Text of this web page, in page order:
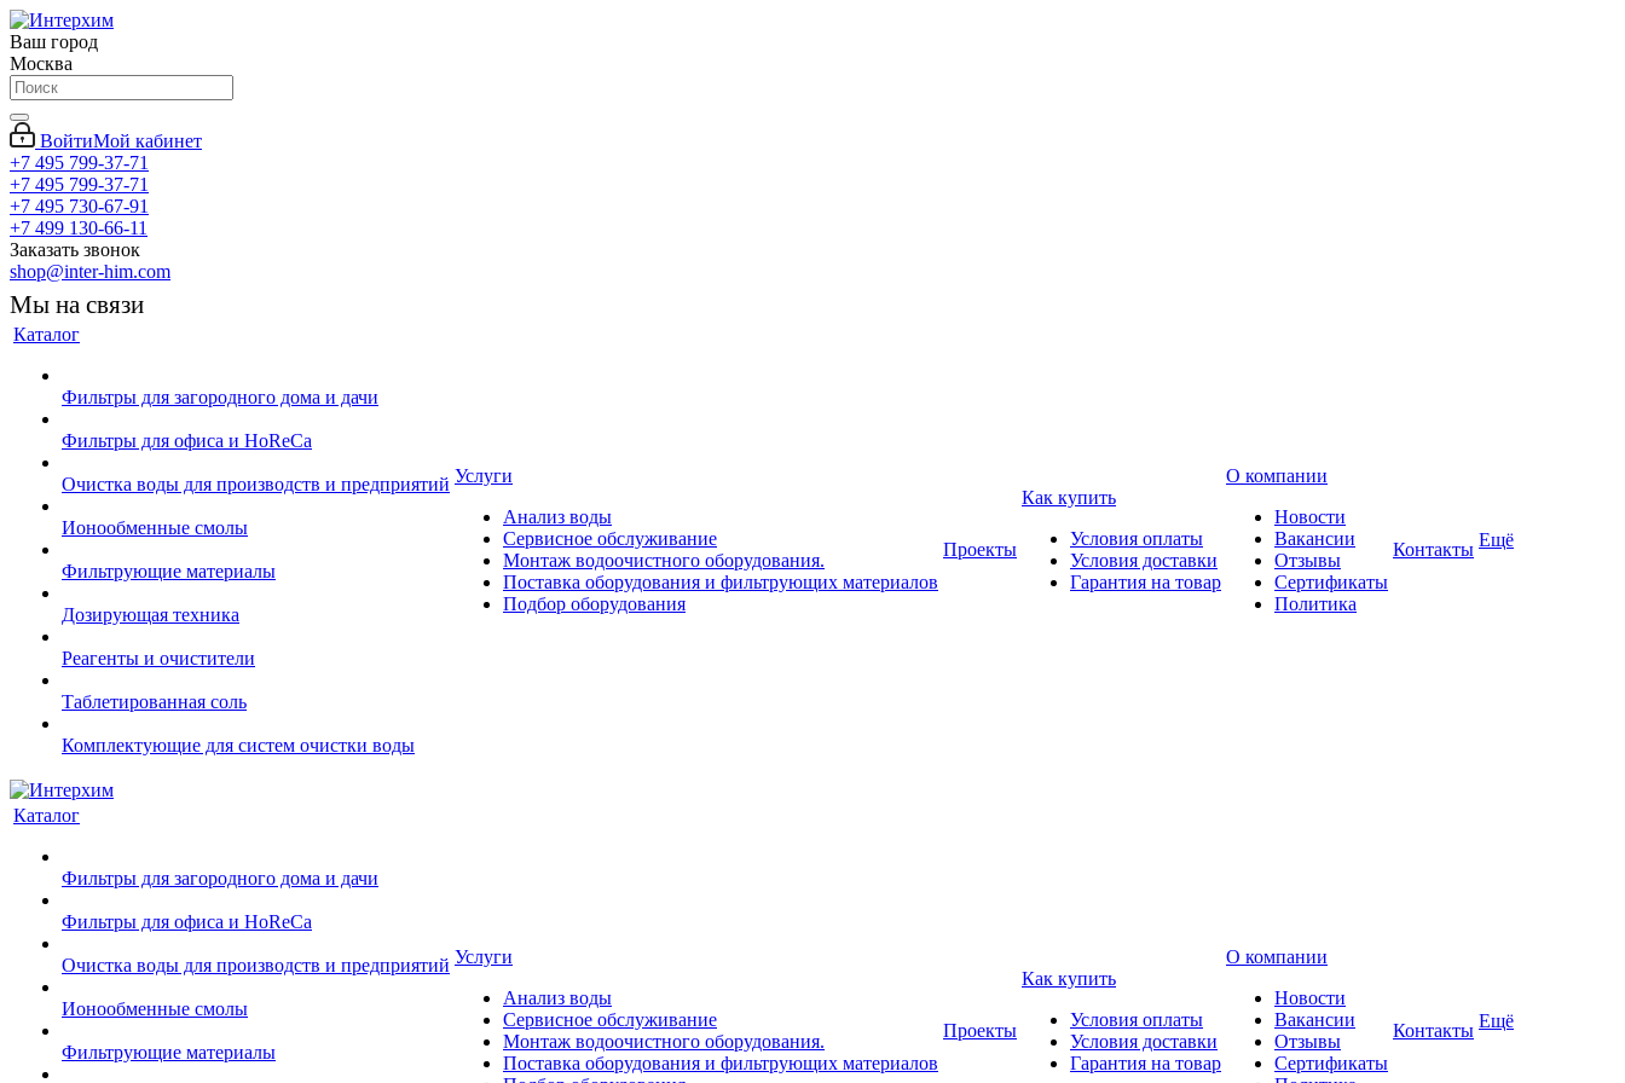
Ваш город
Москва
ВойтиМой кабинет
+7 495 799-37-71
+7 495 799-37-71
+7 495 730-67-91
+7 499 130-66-11
Заказать звонок
shop@inter-him.com
Мы на связи
Каталог
Фильтры для загородного дома и дачи
Фильтры для офиса и HoReCa
Очистка воды для производств и предприятий
Ионообменные смолы
Фильтрующие материалы
Дозирующая техника
Реагенты и очистители
Таблетированная соль
Комплектующие для систем очистки воды
Услуги
Анализ воды
Сервисное обслуживание
Монтаж водоочистного оборудования.
Поставка оборудования и фильтрующих материалов
Подбор оборудования
Проекты
Как купить
Условия оплаты
Условия доставки
Гарантия на товар
О компании
Новости
Вакансии
Отзывы
Сертификаты
Политика
Контакты Ещё
Каталог
Фильтры для загородного дома и дачи
Фильтры для офиса и HoReCa
Очистка воды для производств и предприятий
Ионообменные смолы
Фильтрующие материалы
Услуги
Анализ воды
Сервисное обслуживание
Монтаж водоочистного оборудования.
Поставка оборудования и фильтрующих материалов
Проекты
Как купить
Условия оплаты
Условия доставки
Гарантия на товар
О компании
Новости
Вакансии
Отзывы
Сертификаты
Контакты Ещё